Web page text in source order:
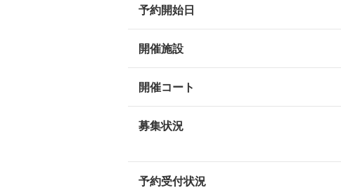
予約開始日
開催施設
開催コート
募集状況
予約受付状況